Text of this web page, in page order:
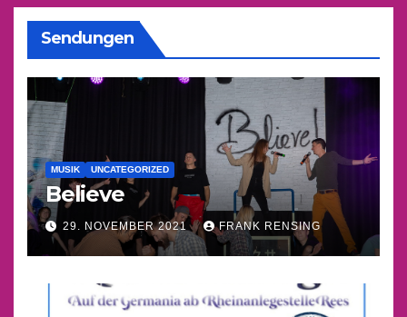
Sendungen
MUSIK UNCATEGORIZED
Believe
29. NOVEMBER 2021 FRANK RENSING